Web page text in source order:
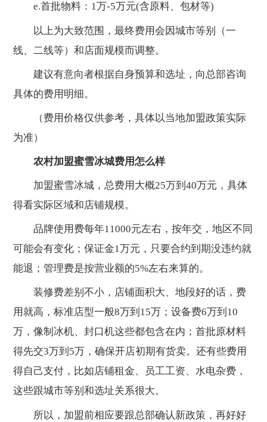
e.首批物料：1万-5万元(含原料、包材等)
以上为大致范围，最终费用会因城市等别（一
线、二线等）和店面规模而调整。
建议有意向者根据自身预算和选址，向总部咨询
具体的费用明细。
（费用价格仅供参考，具体以当地加盟政策实际
为准）
农村加盟蜜雪冰城费用怎么样
加盟蜜雪冰城，总费用大概25万到40万元，具体
得看实际区域和店铺规模。
品牌使用费每年11000元左右，按年交，地区不同
可能会有变化；保证金1万元，只要合约到期没违约就
能退；管理费是按营业额的5%左右来算的。
装修费差别不小，店铺面积大、地段好的话，费
用就高，标准店型一般8万到15万；设备费6万到10
万，像制冰机、封口机这些都包含在内；首批原材料
得先交3万到5万，确保开店初期有货卖。还有些费用
得自己支付，比如店铺租金、员工工资、水电杂费，
这些跟城市等别和选址关系很大。
所以，加盟前相应要跟总部确认新政策，再好好